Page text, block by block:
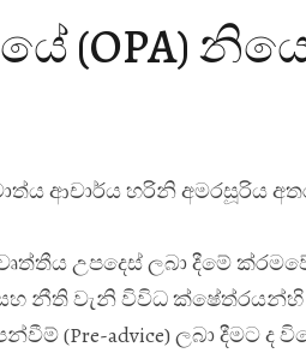
(OPA)
ය ආචාර්ය හරිනි අමරසූරිය
උපදෙස් ලබා දීමේ ක්
නීති වැනි විවිධ ක්ෂේත්රයන්හි
(Pre-advice) ලබා දීමට ද